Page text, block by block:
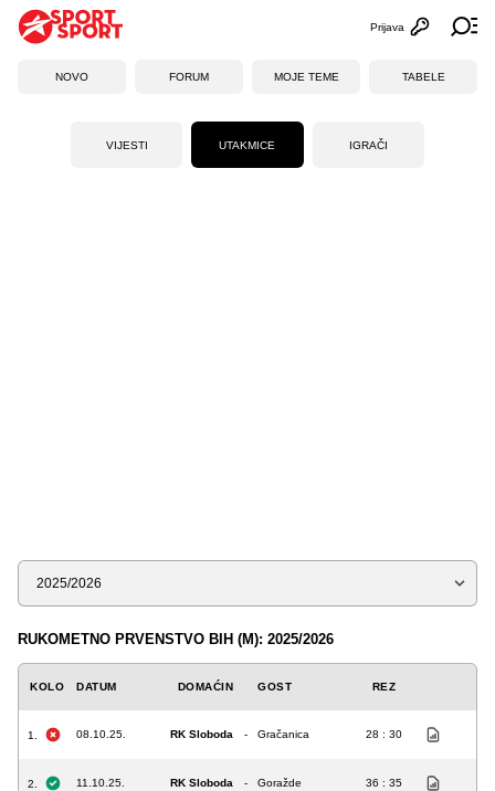
Otvori
Prijava
NOVO FORUM MOJE TEME TABELE
VIJESTI UTAKMICE IGRAČI
Sezona
RUKOMETNO PRVENSTVO BIH (M): 2025/2026
KOLO DATUM DOMAĆIN GOST REZ
1. 08.10.25. RK Sloboda - Gračanica 28 : 30
2. 11.10.25. RK Sloboda - Goražde 36 : 35